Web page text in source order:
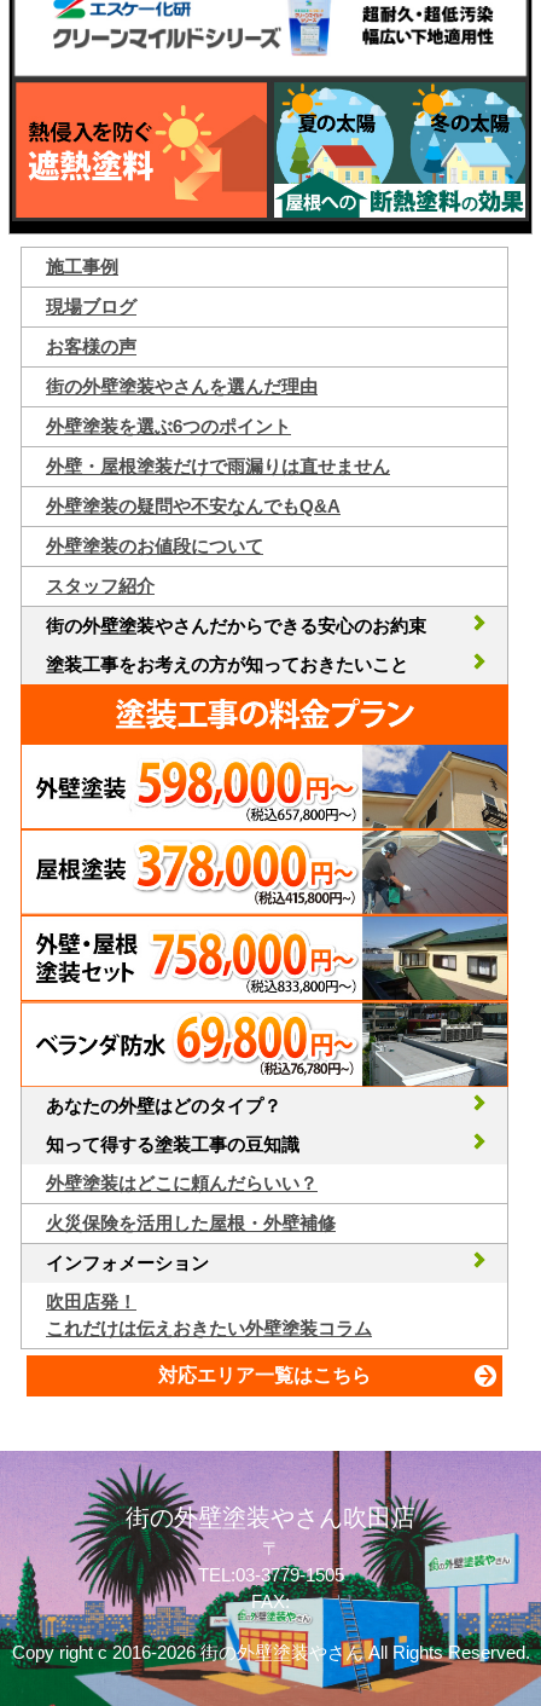
施工事例
現場ブログ
お客様の声
街の外壁塗装やさんを選んだ理由
外壁塗装を選ぶ6つのポイント
外壁・屋根塗装だけで雨漏りは直せません
外壁塗装の疑問や不安なんでもQ&A
外壁塗装のお値段について
スタッフ紹介
街の外壁塗装やさんだからできる安心のお約束
塗装工事をお考えの方が知っておきたいこと
あなたの外壁はどのタイプ？
知って得する塗装工事の豆知識
外壁塗装はどこに頼んだらいい？
火災保険を活用した屋根・外壁補修
インフォメーション
吹田店発！
これだけは伝えおきたい外壁塗装コラム
対応エリア一覧はこちら
街の外壁塗装やさん吹田店
〒
TEL:03-3779-1505
FAX:
Copy right c 2016-2026 街の外壁塗装やさん All Rights Reserved.